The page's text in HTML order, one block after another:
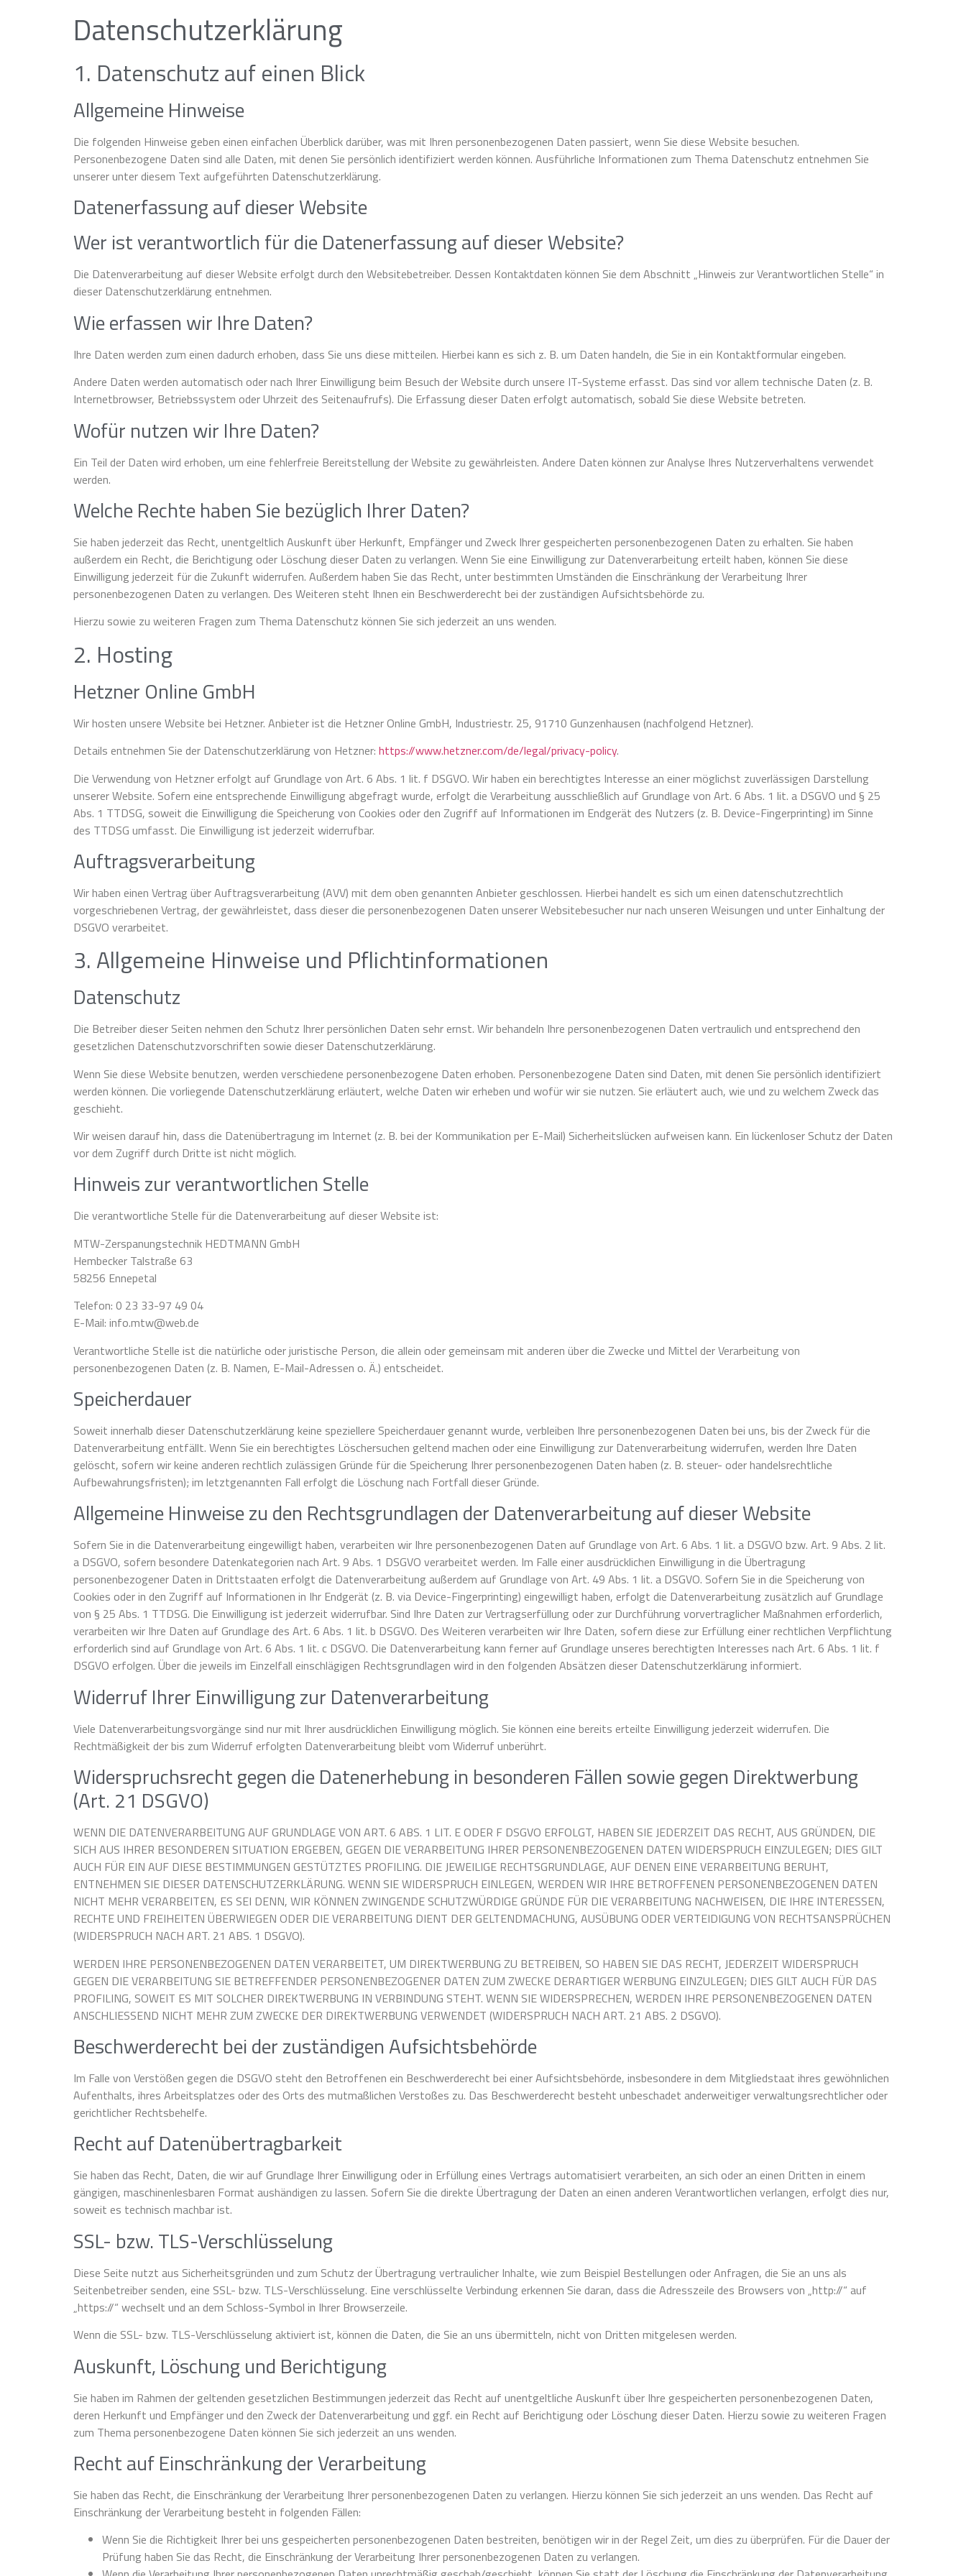
Datenschutzerklärung
1. Datenschutz auf einen Blick
Allgemeine Hinweise
Die folgenden Hinweise geben einen einfachen Überblick darüber, was mit Ihren personenbezogenen Daten passiert, wenn Sie diese Website besuchen.
Personenbezogene Daten sind alle Daten, mit denen Sie persönlich identifiziert werden können. Ausführliche Informationen zum Thema Datenschutz entnehmen Sie
unserer unter diesem Text aufgeführten Datenschutzerklärung.
Datenerfassung auf dieser Website
Wer ist verantwortlich für die Datenerfassung auf dieser Website?
Die Datenverarbeitung auf dieser Website erfolgt durch den Websitebetreiber. Dessen Kontaktdaten können Sie dem Abschnitt „Hinweis zur Verantwortlichen Stelle“ in
dieser Datenschutzerklärung entnehmen.
Wie erfassen wir Ihre Daten?
Ihre Daten werden zum einen dadurch erhoben, dass Sie uns diese mitteilen. Hierbei kann es sich z. B. um Daten handeln, die Sie in ein Kontaktformular eingeben.
Andere Daten werden automatisch oder nach Ihrer Einwilligung beim Besuch der Website durch unsere IT-Systeme erfasst. Das sind vor allem technische Daten (z. B.
Internetbrowser, Betriebssystem oder Uhrzeit des Seitenaufrufs). Die Erfassung dieser Daten erfolgt automatisch, sobald Sie diese Website betreten.
Wofür nutzen wir Ihre Daten?
Ein Teil der Daten wird erhoben, um eine fehlerfreie Bereitstellung der Website zu gewährleisten. Andere Daten können zur Analyse Ihres Nutzerverhaltens verwendet
werden.
Welche Rechte haben Sie bezüglich Ihrer Daten?
Sie haben jederzeit das Recht, unentgeltlich Auskunft über Herkunft, Empfänger und Zweck Ihrer gespeicherten personenbezogenen Daten zu erhalten. Sie haben
außerdem ein Recht, die Berichtigung oder Löschung dieser Daten zu verlangen. Wenn Sie eine Einwilligung zur Datenverarbeitung erteilt haben, können Sie diese
Einwilligung jederzeit für die Zukunft widerrufen. Außerdem haben Sie das Recht, unter bestimmten Umständen die Einschränkung der Verarbeitung Ihrer
personenbezogenen Daten zu verlangen. Des Weiteren steht Ihnen ein Beschwerderecht bei der zuständigen Aufsichtsbehörde zu.
Hierzu sowie zu weiteren Fragen zum Thema Datenschutz können Sie sich jederzeit an uns wenden.
2. Hosting
Hetzner Online GmbH
Wir hosten unsere Website bei Hetzner. Anbieter ist die Hetzner Online GmbH, Industriestr. 25, 91710 Gunzenhausen (nachfolgend Hetzner).
Details entnehmen Sie der Datenschutzerklärung von Hetzner: https://www.hetzner.com/de/legal/privacy-policy.
Die Verwendung von Hetzner erfolgt auf Grundlage von Art. 6 Abs. 1 lit. f DSGVO. Wir haben ein berechtigtes Interesse an einer möglichst zuverlässigen Darstellung
unserer Website. Sofern eine entsprechende Einwilligung abgefragt wurde, erfolgt die Verarbeitung ausschließlich auf Grundlage von Art. 6 Abs. 1 lit. a DSGVO und § 25
Abs. 1 TTDSG, soweit die Einwilligung die Speicherung von Cookies oder den Zugriff auf Informationen im Endgerät des Nutzers (z. B. Device-Fingerprinting) im Sinne
des TTDSG umfasst. Die Einwilligung ist jederzeit widerrufbar.
Auftragsverarbeitung
Wir haben einen Vertrag über Auftragsverarbeitung (AVV) mit dem oben genannten Anbieter geschlossen. Hierbei handelt es sich um einen datenschutzrechtlich
vorgeschriebenen Vertrag, der gewährleistet, dass dieser die personenbezogenen Daten unserer Websitebesucher nur nach unseren Weisungen und unter Einhaltung der
DSGVO verarbeitet.
3. Allgemeine Hinweise und Pflichtinformationen
Datenschutz
Die Betreiber dieser Seiten nehmen den Schutz Ihrer persönlichen Daten sehr ernst. Wir behandeln Ihre personenbezogenen Daten vertraulich und entsprechend den
gesetzlichen Datenschutzvorschriften sowie dieser Datenschutzerklärung.
Wenn Sie diese Website benutzen, werden verschiedene personenbezogene Daten erhoben. Personenbezogene Daten sind Daten, mit denen Sie persönlich identifiziert
werden können. Die vorliegende Datenschutzerklärung erläutert, welche Daten wir erheben und wofür wir sie nutzen. Sie erläutert auch, wie und zu welchem Zweck das
geschieht.
Wir weisen darauf hin, dass die Datenübertragung im Internet (z. B. bei der Kommunikation per E-Mail) Sicherheitslücken aufweisen kann. Ein lückenloser Schutz der Daten
vor dem Zugriff durch Dritte ist nicht möglich.
Hinweis zur verantwortlichen Stelle
Die verantwortliche Stelle für die Datenverarbeitung auf dieser Website ist:
MTW-Zerspanungstechnik HEDTMANN GmbH
Hembecker Talstraße 63
58256 Ennepetal
Telefon: 0 23 33-97 49 04
E-Mail: info.mtw@web.de
Verantwortliche Stelle ist die natürliche oder juristische Person, die allein oder gemeinsam mit anderen über die Zwecke und Mittel der Verarbeitung von
personenbezogenen Daten (z. B. Namen, E-Mail-Adressen o. Ä.) entscheidet.
Speicherdauer
Soweit innerhalb dieser Datenschutzerklärung keine speziellere Speicherdauer genannt wurde, verbleiben Ihre personenbezogenen Daten bei uns, bis der Zweck für die
Datenverarbeitung entfällt. Wenn Sie ein berechtigtes Löschersuchen geltend machen oder eine Einwilligung zur Datenverarbeitung widerrufen, werden Ihre Daten
gelöscht, sofern wir keine anderen rechtlich zulässigen Gründe für die Speicherung Ihrer personenbezogenen Daten haben (z. B. steuer- oder handelsrechtliche
Aufbewahrungsfristen); im letztgenannten Fall erfolgt die Löschung nach Fortfall dieser Gründe.
Allgemeine Hinweise zu den Rechtsgrundlagen der Datenverarbeitung auf dieser Website
Sofern Sie in die Datenverarbeitung eingewilligt haben, verarbeiten wir Ihre personenbezogenen Daten auf Grundlage von Art. 6 Abs. 1 lit. a DSGVO bzw. Art. 9 Abs. 2 lit.
a DSGVO, sofern besondere Datenkategorien nach Art. 9 Abs. 1 DSGVO verarbeitet werden. Im Falle einer ausdrücklichen Einwilligung in die Übertragung
personenbezogener Daten in Drittstaaten erfolgt die Datenverarbeitung außerdem auf Grundlage von Art. 49 Abs. 1 lit. a DSGVO. Sofern Sie in die Speicherung von
Cookies oder in den Zugriff auf Informationen in Ihr Endgerät (z. B. via Device-Fingerprinting) eingewilligt haben, erfolgt die Datenverarbeitung zusätzlich auf Grundlage
von § 25 Abs. 1 TTDSG. Die Einwilligung ist jederzeit widerrufbar. Sind Ihre Daten zur Vertragserfüllung oder zur Durchführung vorvertraglicher Maßnahmen erforderlich,
verarbeiten wir Ihre Daten auf Grundlage des Art. 6 Abs. 1 lit. b DSGVO. Des Weiteren verarbeiten wir Ihre Daten, sofern diese zur Erfüllung einer rechtlichen Verpflichtung
erforderlich sind auf Grundlage von Art. 6 Abs. 1 lit. c DSGVO. Die Datenverarbeitung kann ferner auf Grundlage unseres berechtigten Interesses nach Art. 6 Abs. 1 lit. f
DSGVO erfolgen. Über die jeweils im Einzelfall einschlägigen Rechtsgrundlagen wird in den folgenden Absätzen dieser Datenschutzerklärung informiert.
Widerruf Ihrer Einwilligung zur Datenverarbeitung
Viele Datenverarbeitungsvorgänge sind nur mit Ihrer ausdrücklichen Einwilligung möglich. Sie können eine bereits erteilte Einwilligung jederzeit widerrufen. Die
Rechtmäßigkeit der bis zum Widerruf erfolgten Datenverarbeitung bleibt vom Widerruf unberührt.
Widerspruchsrecht gegen die Datenerhebung in besonderen Fällen sowie gegen Direktwerbung
(Art. 21 DSGVO)
WENN DIE DATENVERARBEITUNG AUF GRUNDLAGE VON ART. 6 ABS. 1 LIT. E ODER F DSGVO ERFOLGT, HABEN SIE JEDERZEIT DAS RECHT, AUS GRÜNDEN, DIE
SICH AUS IHRER BESONDEREN SITUATION ERGEBEN, GEGEN DIE VERARBEITUNG IHRER PERSONENBEZOGENEN DATEN WIDERSPRUCH EINZULEGEN; DIES GILT
AUCH FÜR EIN AUF DIESE BESTIMMUNGEN GESTÜTZTES PROFILING. DIE JEWEILIGE RECHTSGRUNDLAGE, AUF DENEN EINE VERARBEITUNG BERUHT,
ENTNEHMEN SIE DIESER DATENSCHUTZERKLÄRUNG. WENN SIE WIDERSPRUCH EINLEGEN, WERDEN WIR IHRE BETROFFENEN PERSONENBEZOGENEN DATEN
NICHT MEHR VERARBEITEN, ES SEI DENN, WIR KÖNNEN ZWINGENDE SCHUTZWÜRDIGE GRÜNDE FÜR DIE VERARBEITUNG NACHWEISEN, DIE IHRE INTERESSEN,
RECHTE UND FREIHEITEN ÜBERWIEGEN ODER DIE VERARBEITUNG DIENT DER GELTENDMACHUNG, AUSÜBUNG ODER VERTEIDIGUNG VON RECHTSANSPRÜCHEN
(WIDERSPRUCH NACH ART. 21 ABS. 1 DSGVO).
WERDEN IHRE PERSONENBEZOGENEN DATEN VERARBEITET, UM DIREKTWERBUNG ZU BETREIBEN, SO HABEN SIE DAS RECHT, JEDERZEIT WIDERSPRUCH
GEGEN DIE VERARBEITUNG SIE BETREFFENDER PERSONENBEZOGENER DATEN ZUM ZWECKE DERARTIGER WERBUNG EINZULEGEN; DIES GILT AUCH FÜR DAS
PROFILING, SOWEIT ES MIT SOLCHER DIREKTWERBUNG IN VERBINDUNG STEHT. WENN SIE WIDERSPRECHEN, WERDEN IHRE PERSONENBEZOGENEN DATEN
ANSCHLIESSEND NICHT MEHR ZUM ZWECKE DER DIREKTWERBUNG VERWENDET (WIDERSPRUCH NACH ART. 21 ABS. 2 DSGVO).
Beschwerderecht bei der zuständigen Aufsichtsbehörde
Im Falle von Verstößen gegen die DSGVO steht den Betroffenen ein Beschwerderecht bei einer Aufsichtsbehörde, insbesondere in dem Mitgliedstaat ihres gewöhnlichen
Aufenthalts, ihres Arbeitsplatzes oder des Orts des mutmaßlichen Verstoßes zu. Das Beschwerderecht besteht unbeschadet anderweitiger verwaltungsrechtlicher oder
gerichtlicher Rechtsbehelfe.
Recht auf Datenübertragbarkeit
Sie haben das Recht, Daten, die wir auf Grundlage Ihrer Einwilligung oder in Erfüllung eines Vertrags automatisiert verarbeiten, an sich oder an einen Dritten in einem
gängigen, maschinenlesbaren Format aushändigen zu lassen. Sofern Sie die direkte Übertragung der Daten an einen anderen Verantwortlichen verlangen, erfolgt dies nur,
soweit es technisch machbar ist.
SSL- bzw. TLS-Verschlüsselung
Diese Seite nutzt aus Sicherheitsgründen und zum Schutz der Übertragung vertraulicher Inhalte, wie zum Beispiel Bestellungen oder Anfragen, die Sie an uns als
Seitenbetreiber senden, eine SSL- bzw. TLS-Verschlüsselung. Eine verschlüsselte Verbindung erkennen Sie daran, dass die Adresszeile des Browsers von „http://“ auf
„https://“ wechselt und an dem Schloss-Symbol in Ihrer Browserzeile.
Wenn die SSL- bzw. TLS-Verschlüsselung aktiviert ist, können die Daten, die Sie an uns übermitteln, nicht von Dritten mitgelesen werden.
Auskunft, Löschung und Berichtigung
Sie haben im Rahmen der geltenden gesetzlichen Bestimmungen jederzeit das Recht auf unentgeltliche Auskunft über Ihre gespeicherten personenbezogenen Daten,
deren Herkunft und Empfänger und den Zweck der Datenverarbeitung und ggf. ein Recht auf Berichtigung oder Löschung dieser Daten. Hierzu sowie zu weiteren Fragen
zum Thema personenbezogene Daten können Sie sich jederzeit an uns wenden.
Recht auf Einschränkung der Verarbeitung
Sie haben das Recht, die Einschränkung der Verarbeitung Ihrer personenbezogenen Daten zu verlangen. Hierzu können Sie sich jederzeit an uns wenden. Das Recht auf
Einschränkung der Verarbeitung besteht in folgenden Fällen:
Wenn Sie die Richtigkeit Ihrer bei uns gespeicherten personenbezogenen Daten bestreiten, benötigen wir in der Regel Zeit, um dies zu überprüfen. Für die Dauer der
Prüfung haben Sie das Recht, die Einschränkung der Verarbeitung Ihrer personenbezogenen Daten zu verlangen.